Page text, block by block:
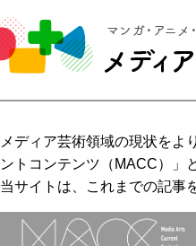
メディア芸術領域の現状をよ
ントコンテンツ（MACC）」
当サイトは、これまでの記事